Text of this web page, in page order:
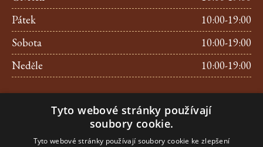
Pátek
10:00-19:00
Sobota
10:00-19:00
Neděle
10:00-19:00
Kontakt
+420 257 312 209
E-mail.:info@pralinkyujezd.cz
Tyto webové stránky používají
soubory cookie.
Tyto webové stránky používají soubory cookie ke zlepšení